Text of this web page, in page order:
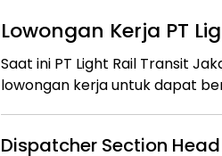
Lowongan Kerja PT
Saat ini PT Light Rail Transit
lowongan kerja untuk dapat
Dispatcher Section Head